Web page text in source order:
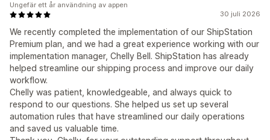
30 juli 2026
We recently completed the implementation of our ShipStation
Premium plan, and we had a great experience working with our
implementation manager, Chelly Bell. ShipStation has already
helped streamline our shipping process and improve our daily
workflow.
Chelly was patient, knowledgeable, and always quick to
respond to our questions. She helped us set up several
automation rules that have streamlined our daily operations
and saved us valuable time.
Ungefär ett år användning av appen